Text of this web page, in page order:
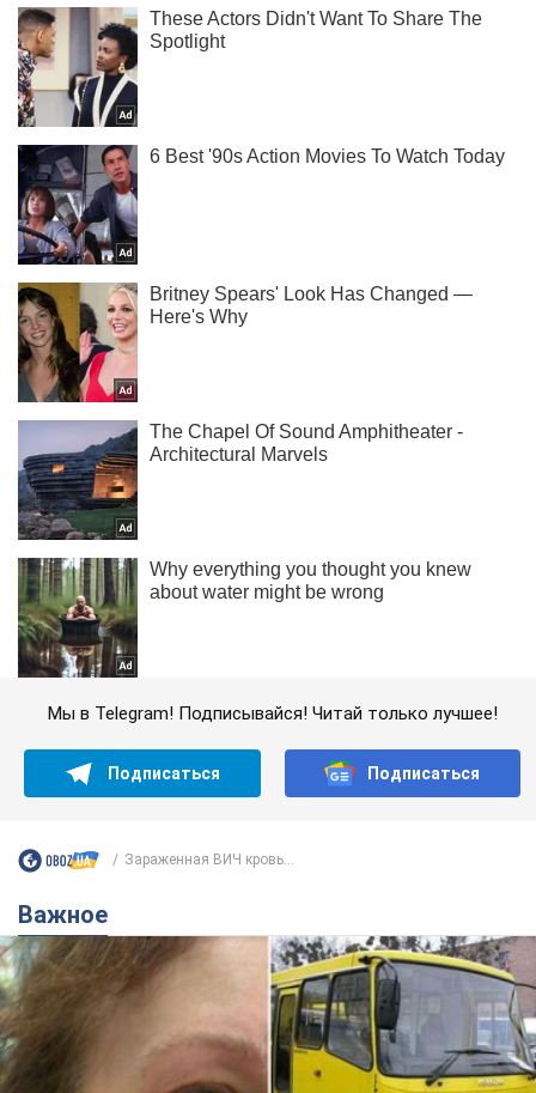
Мы в Telegram! Подписывайся! Читай только лучшее!
Подписаться Подписаться
Зараженная ВИЧ кровь...
Важное